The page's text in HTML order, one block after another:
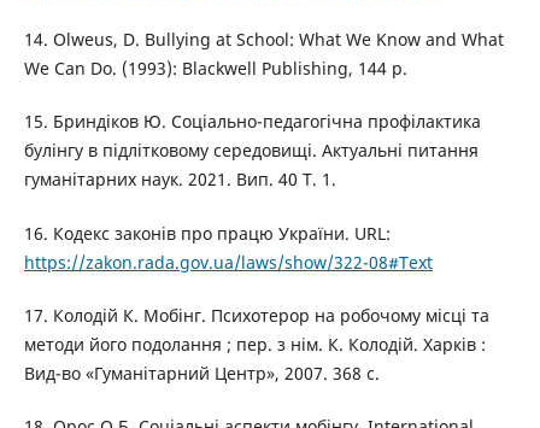
14. Olweus, D. Bullying at School: What We Know and What
We Can Do. (1993): Blackwell Publishing, 144 р.
15. Бриндіков Ю. Соціально-педагогічна профілактика
булінгу в підлітковому середовищі. Актуальні питання
гуманітарних наук. 2021. Вип. 40 Т. 1.
16. Кодекс законів про працю України. URL:
https://zakon.rada.gov.ua/laws/show/322-08#Text
17. Колодій К. Мобінг. Психотерор на робочому місці та
методи його подолання ; пер. з нім. К. Колодій. Харків :
Вид-во «Гуманітарний Центр», 2007. 368 с.